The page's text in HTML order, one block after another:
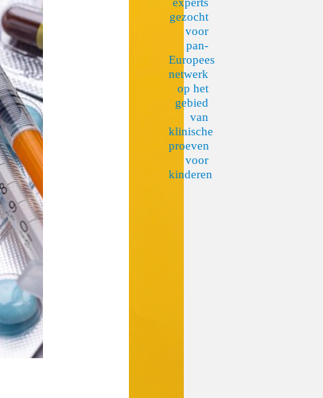
gezocht
voor
pan-
Europees
netwerk
op het
gebied
van
klinische
proeven
voor
kinderen